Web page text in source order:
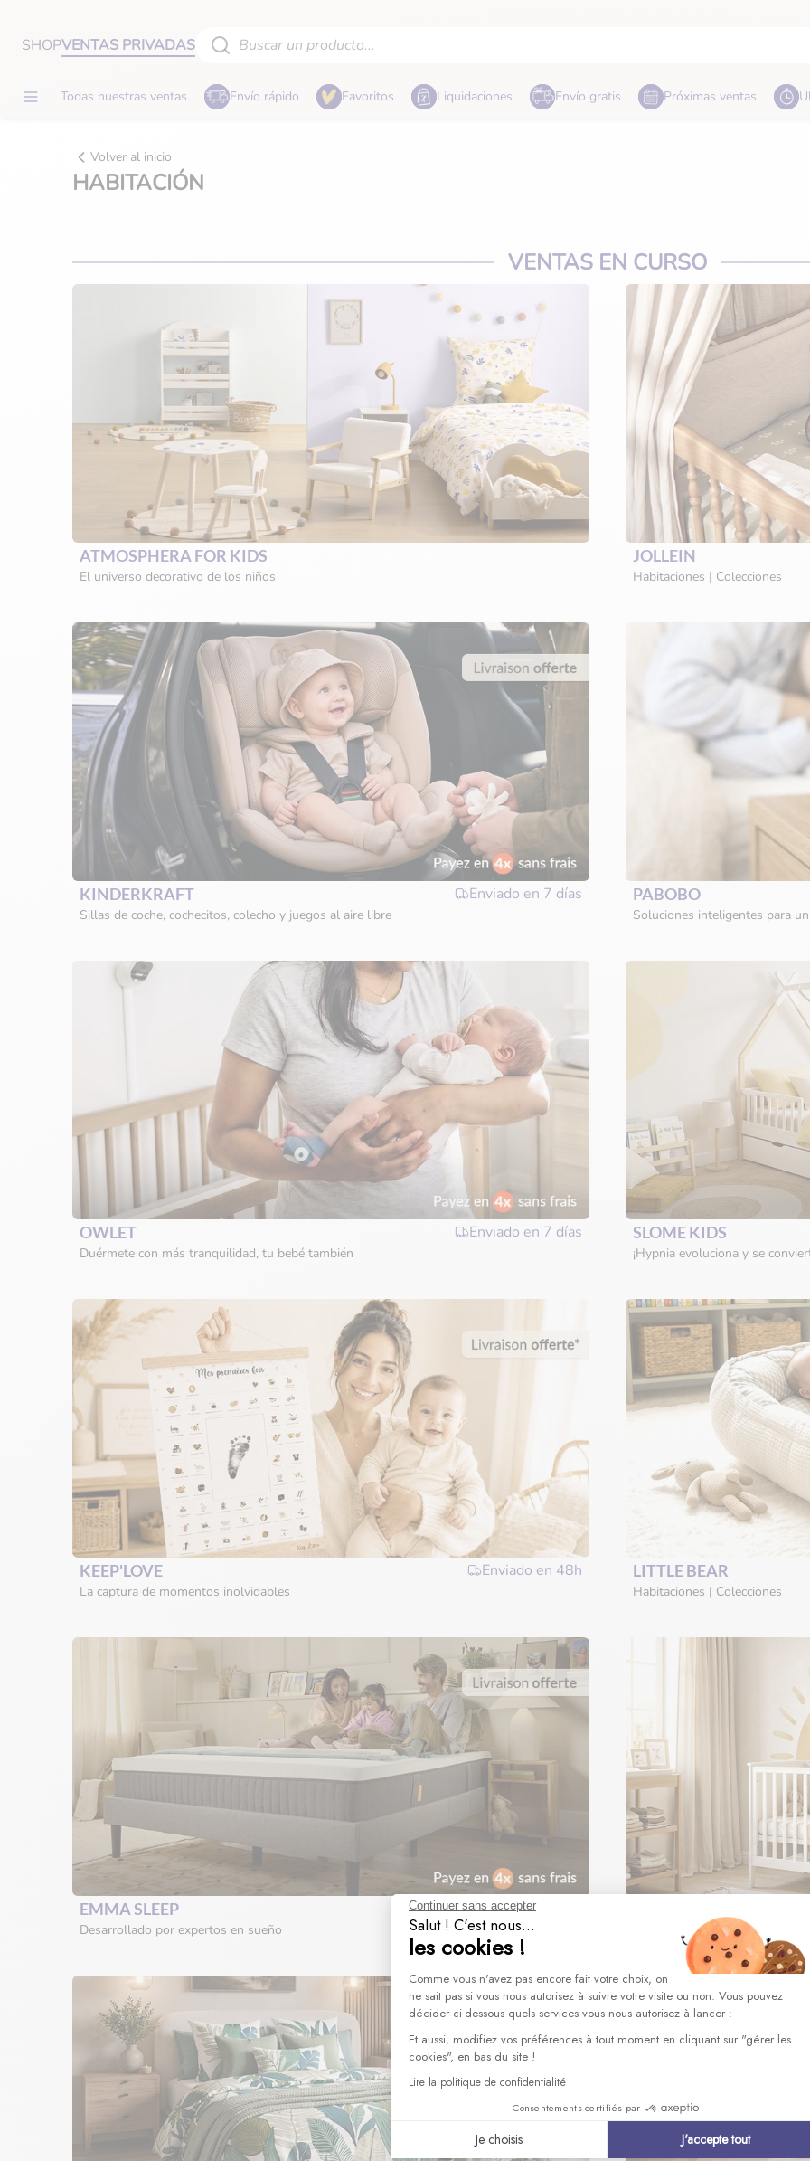
Continuer sans accepter
Salut ! C'est nous...
les cookies !
Plateforme de Gestion du Consentement
Comme vous n'avez pas encore fait votre choix, on
ne sait pas si vous nous autorisez à suivre votre visite ou non. Vous pouvez
décider ci-dessous quels services vous nous autorisez à lancer :
Et aussi, modifiez vos préférences à tout moment en cliquant sur "gérer les
cookies", en bas du site !
Lire la politique de confidentialité
Consentements certifiés par
Je choisis J'accepte tout
SHOPVENTAS PRIVADAS Buscar un producto...
Todas nuestras ventas Envío rápido Favoritos Liquidaciones Envío gratis Próximas ventas
Volver al inicio
HABITACIÓN
VENTAS EN CURSO
ATMOSPHERA FOR KIDS
El universo decorativo de los niños
JOLLEIN
Habitaciones | Colecciones
KINDERKRAFT Enviado en 7 días
Sillas de coche, cochecitos, colecho y juegos al aire libre
PABOBO
Soluciones inteligentes para
OWLET Enviado en 7 días
Duérmete con más tranquilidad, tu bebé también
SLOME KIDS
¡Hypnia evoluciona y se
KEEP'LOVE Enviado en 48h
La captura de momentos inolvidables
LITTLE BEAR
Habitaciones | Colecciones
EMMA SLEEP Enviado en10 días
Desarrollado por expertos en sueño Un toque de estilo para su